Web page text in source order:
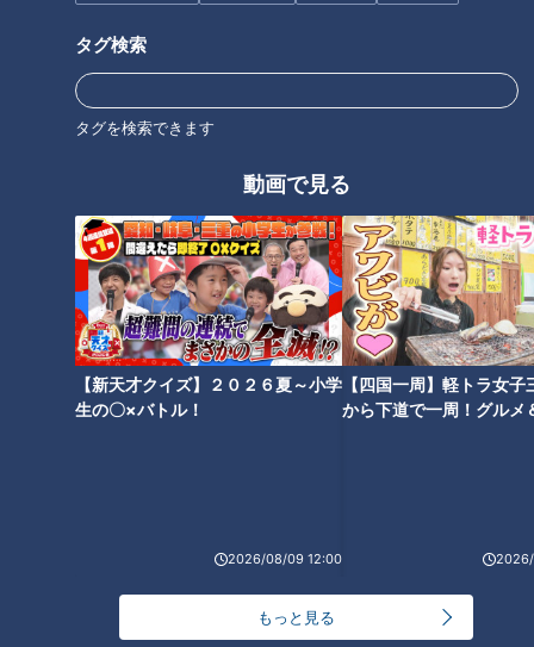
タグ検索
タグを検索できます
動画で見る
【新天才クイズ】２０２６夏～小学
生の〇×バトル！
2026/08/09 12:00
【四国一周】軽トラ女子
から下道で一周！グルメ
もっと見る
【片岡鶴太郎】鶴瓶「やっぱり
お笑いやなぁ」まるでネタ合戦
な暴走ストーリー！？
ね」と迫真の演技。鶴瓶がテレ
【李麗仙】鶴瓶「俺知らんかっ
た！」ラストシーンで急展
【藤田弓子】幸福度MAX！？生
活感溢れる夫婦に訪れた終末
【野村真美】「キライなら言っ
束をブン投げる